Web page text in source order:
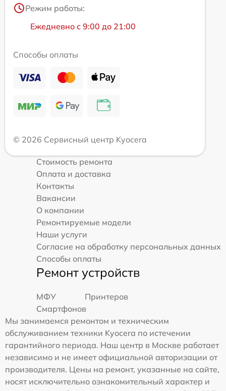
Режим работы:
Ежедневно с 9:00 до 21:00
Способы оплаты
© 2026 Сервисный центр Kyocera
Стоимость ремонта
Оплата и доставка
Контакты
Вакансии
О компании
Ремонтируемые модели
Наши услуги
Согласие на обработку персональных данных
Способы оплаты
Ремонт устройств
МФУ
Принтеров
Смартфонов
Мы занимаемся ремонтом и техническим
обслуживанием техники Kyocera по истечении
гарантийного периода. Наш центр в Москве работает
независимо и не имеет официальной авторизации от
производителя. Цены на ремонт, указанные на сайте,
носят исключительно ознакомительный характер и